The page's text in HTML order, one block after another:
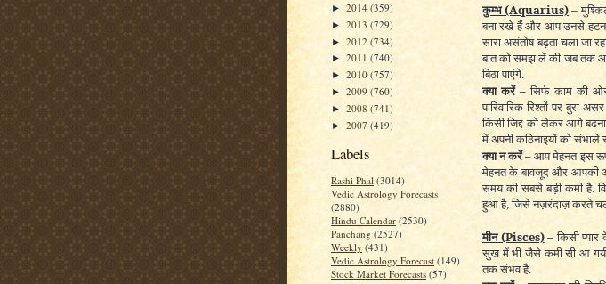
► 2014 (359)
► 2013 (729)
► 2012 (734)
► 2011 (740)
► 2010 (757)
► 2009 (760)
► 2008 (741)
► 2007 (419)
Labels
Rashi Phal (3014)
Vedic Astrology Forecasts
(2880)
Hindu Calendar (2530)
Panchang (2527)
Weekly (431)
Vedic Astrology Forecast (149)
Stock Market Forecasts (57)
कुम्भ(Aquarius)–
बना रखे हैं और आप उनसे
सारा असंतोष बढ़ता चला जा
बात को समझ लें की जब तक
बिठा पाएंगे.
क्या करें –सिर्फ काम की
पारिवारिक रिश्तों पर बुरा
किसी जिद्द को लेकर आगे
में अपनी कठिनाइयों को
क्या न करें –आप मेहनत इस
मेहनत के बावजूद और आपकी
समय की सबसे बड़ी कमी है.
हुआ है, जिसे नज़रंदाज़ करते चले
मीन(Pisces)– किसी
सुख में भी जैसे कमी सी आ गयी
तक संभव है.